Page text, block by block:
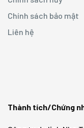
Chính sách bảo mật
Liên hệ
Thành tích/Chứng